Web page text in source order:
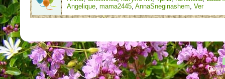
Angelique, mama2445, AnnaSneginashem, Ver